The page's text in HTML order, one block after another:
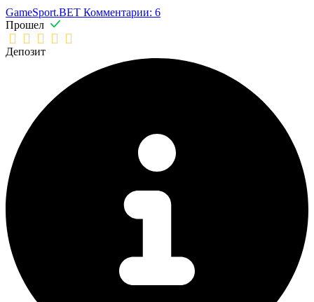
GameSport.BET Комментарии: 6
Прошел
Депозит